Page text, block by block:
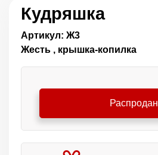
Кудряшка
Артикул: Ж3
Жесть , крышка-копилка
Распродан